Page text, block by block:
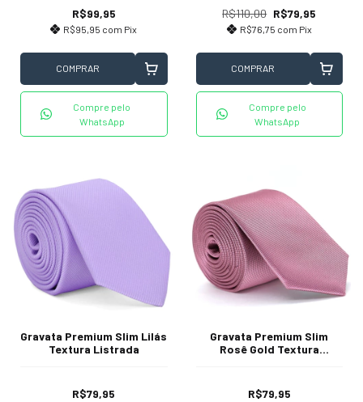
R$99,95
R$95,95 com Pix
COMPRAR
Compre pelo
WhatsApp
R$110,00 R$79,95
R$76,75 com Pix
COMPRAR
Compre pelo
WhatsApp
Gravata Premium Slim Lilás
Textura Listrada
R$79,95
Gravata Premium Slim
Rosê Gold Textura
R$79,95